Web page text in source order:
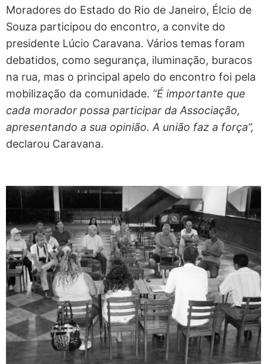
Moradores do Estado do Rio de Janeiro, Élcio de
Souza participou do encontro, a convite do
presidente Lúcio Caravana. Vários temas foram
debatidos, como segurança, iluminação, buracos
na rua, mas o principal apelo do encontro foi pela
mobilização da comunidade. “É importante que
cada morador possa participar da Associação,
apresentando a sua opinião. A união faz a força”,
declarou Caravana.